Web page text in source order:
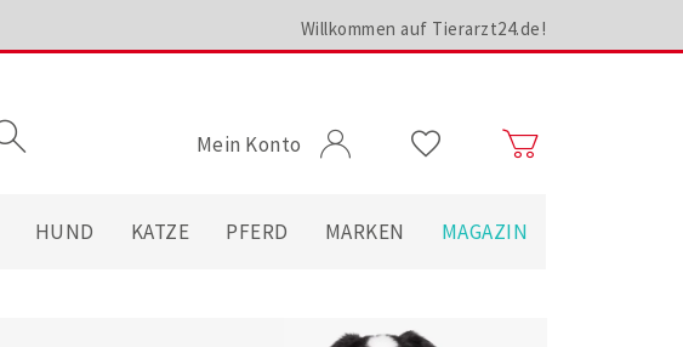
Willkommen auf Tierarzt24.de!
Mein Konto
HUND KATZE PFERD MARKEN MAGAZIN